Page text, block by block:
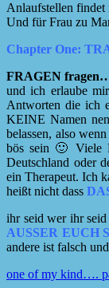
Anlaufstellen findet
Und für Frau zu
Chapter One:
FRAGEN
und ich erlaube
Antworten die ich
KEINE Namen
belassen, also
bös sein 🙂 Viele
Deutschland oder
ein Therapeut. Ich
heißt nicht dass
ihr seid wer ihr
AUSSER EUCH
andere ist falsch
one of my kind….